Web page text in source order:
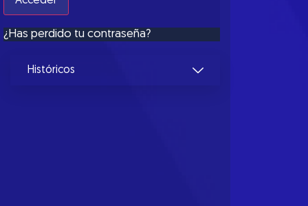
¿Has perdido tu contraseña?
Históricos